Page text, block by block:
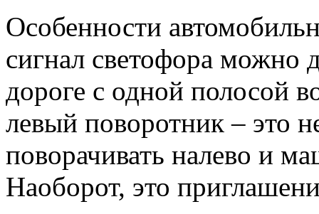
Особенности
сигнал светофора можно
дороге с одной полосой
левый поворотник – это
поворачивать налево и
Наоборот, это